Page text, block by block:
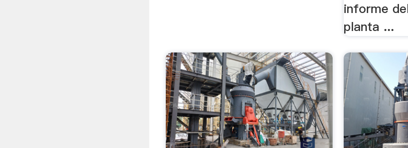
informe
planta ...